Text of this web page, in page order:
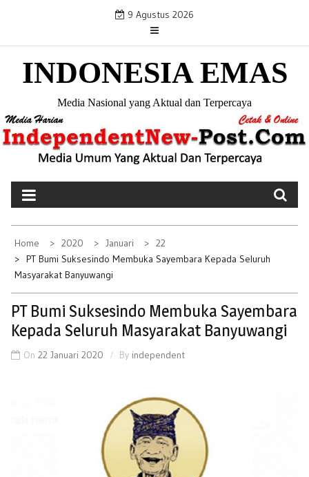
i
o
9 Agustus 2026
INDONESIA EMAS
Media Nasional yang Aktual dan Terpercaya
Home 2020 Januari
22
PT Bumi Suksesindo Membuka Sayembara Kepada Seluruh
Masyarakat Banyuwangi
PT Bumi Suksesindo Membuka Sayembara
Kepada Seluruh Masyarakat Banyuwangi
On 22 Januari 2020 By independent